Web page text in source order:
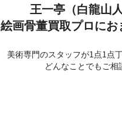
王一亭（白龍山
絵画骨董買取プロにお
美術専門のスタッフが1点1点
どんなことでもご相